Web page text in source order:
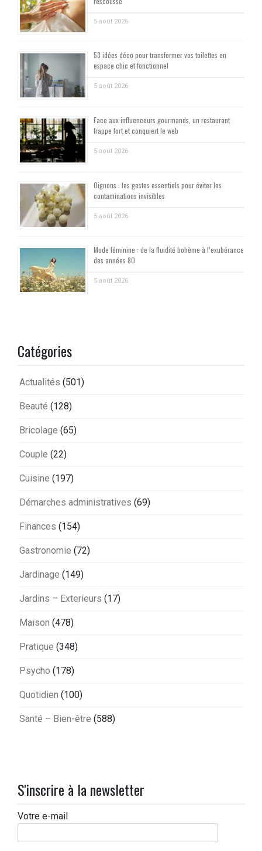
5 août 2026
53 idées déco pour transformer vos toilettes en
espace chic et fonctionnel
5 août 2026
Face aux influenceurs gourmands, un restaurant
frappe fort et conquiert le web
5 août 2026
Oignons : les gestes essentiels pour éviter les
contaminations invisibles
5 août 2026
Mode féminine : de la fluidité bohème à l’exubérance
des années 80
5 août 2026
Catégories
Actualités (501)
Beauté (128)
Bricolage (65)
Couple (22)
Cuisine (197)
Démarches administratives (69)
Finances (154)
Gastronomie (72)
Jardinage (149)
Jardins – Exterieurs (17)
Maison (478)
Pratique (348)
Psycho (178)
Quotidien (100)
Santé – Bien-être (588)
S'inscrire à la newsletter
Votre e-mail